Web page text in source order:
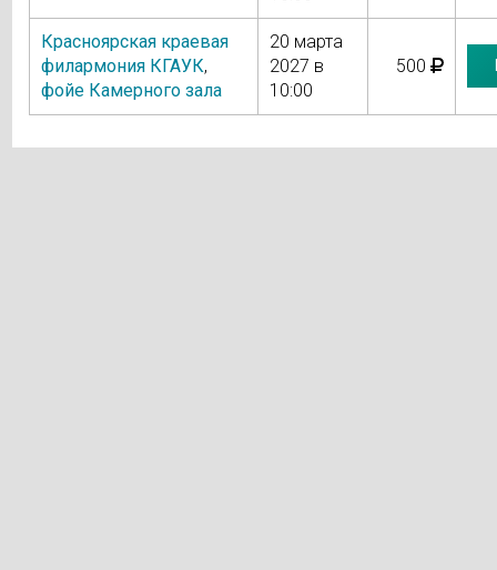
Красноярская краевая
филармония КГАУК,
фойе Камерного зала
20 марта
2027 в
10:00
500